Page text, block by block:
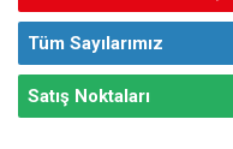
Tüm Sayılarımız
Satış Noktaları